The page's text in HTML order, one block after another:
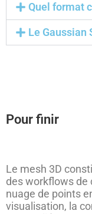
Quel format
Le
Pour finir
Le mesh 3D
des workflows de
nuage de points
visualisation, la